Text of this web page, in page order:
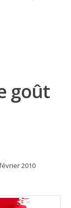
goût
2010